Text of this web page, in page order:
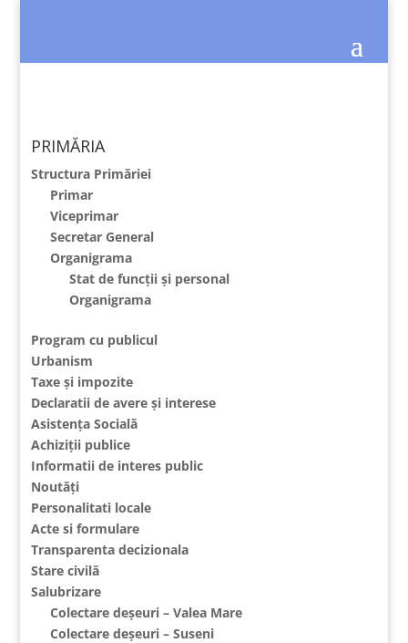
PRIMĂRIA
Structura Primăriei
Primar
Viceprimar
Secretar General
Organigrama
Stat de funcții și personal
Organigrama
Program cu publicul
Urbanism
Taxe și impozite
Declaratii de avere și interese
Asistența Socială
Achiziții publice
Informatii de interes public
Noutăți
Personalitati locale
Acte si formulare
Transparenta decizionala
Stare civilă
Salubrizare
Colectare deșeuri – Valea Mare
Colectare deșeuri – Suseni